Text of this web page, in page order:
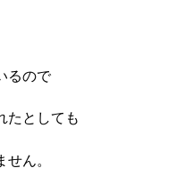
るので
たとしても
ん。